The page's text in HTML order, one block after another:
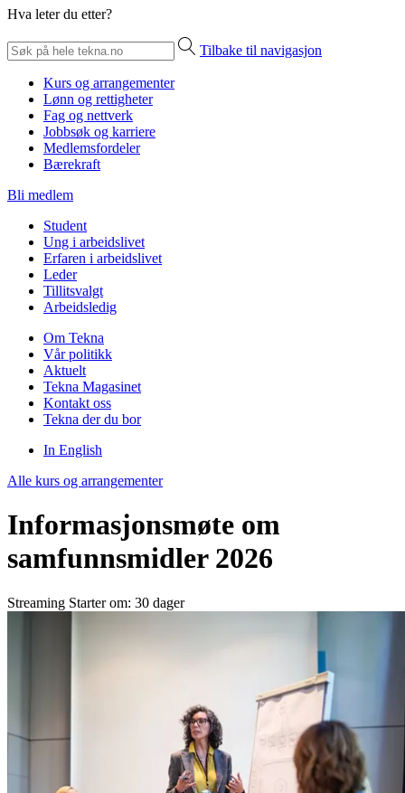
Hva leter du etter?
Tilbake til navigasjon
Kurs og arrangementer
Lønn og rettigheter
Fag og nettverk
Jobbsøk og karriere
Medlemsfordeler
Bærekraft
Bli medlem
Student
Ung i arbeidslivet
Erfaren i arbeidslivet
Leder
Tillitsvalgt
Arbeidsledig
Om Tekna
Vår politikk
Aktuelt
Tekna Magasinet
Kontakt oss
Tekna der du bor
In English
Alle kurs og arrangementer
Informasjonsmøte om
samfunnsmidler 2026
Streaming Starter om: 30 dager